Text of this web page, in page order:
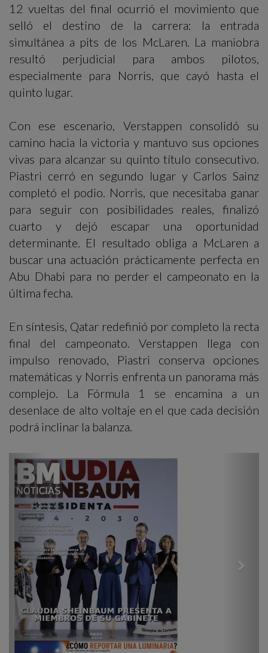
12 vueltas del final ocurrió el movimiento que
selló el destino de la carrera: la entrada
simultánea a pits de los McLaren. La maniobra
resultó perjudicial para ambos pilotos,
especialmente para Norris, que cayó hasta el
quinto lugar.
Con ese escenario, Verstappen consolidó su
camino hacia la victoria y mantuvo sus opciones
vivas para alcanzar su quinto título consecutivo.
Piastri cerró en segundo lugar y Carlos Sainz
completó el podio. Norris, que necesitaba ganar
para seguir con posibilidades reales, finalizó
cuarto y dejó escapar una oportunidad
determinante. El resultado obliga a McLaren a
buscar una actuación prácticamente perfecta en
Abu Dhabi para no perder el campeonato en la
última fecha.
En síntesis, Qatar redefinió por completo la recta
final del campeonato. Verstappen llega con
impulso renovado, Piastri conserva opciones
matemáticas y Norris enfrenta un panorama más
complejo. La Fórmula 1 se encamina a un
desenlace de alto voltaje en el que cada decisión
podrá inclinar la balanza.
Previous